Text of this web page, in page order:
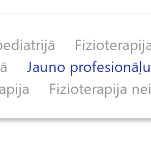
Jauno
Fizioterapija